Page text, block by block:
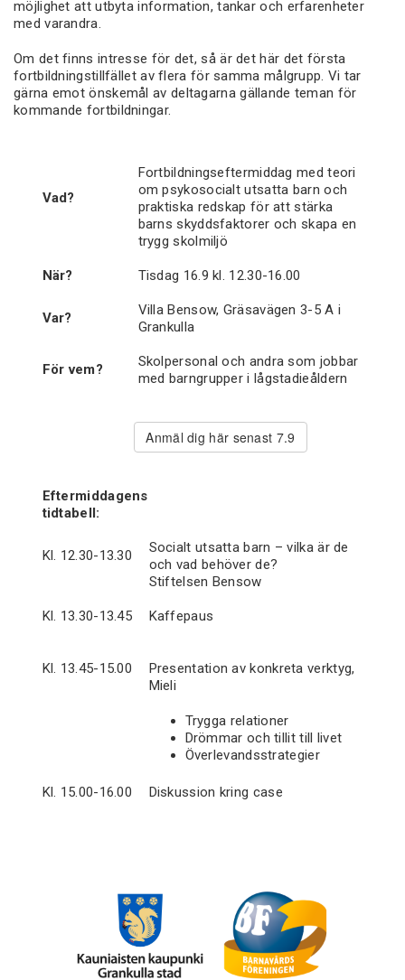
möjlighet att utbyta information, tankar och erfarenheter
med varandra.
Om det finns intresse för det, så är det här det första
fortbildningstillfället av flera för samma målgrupp. Vi tar
gärna emot önskemål av deltagarna gällande teman för
kommande fortbildningar.
Vad?
Fortbildningseftermiddag med teori
om psykosocialt utsatta barn och
praktiska redskap för att stärka
barns skyddsfaktorer och skapa en
trygg skolmiljö
När? Tisdag 16.9 kl. 12.30-16.00
Var?
Villa Bensow, Gräsavägen 3-5 A i
Grankulla
För vem?
Skolpersonal och andra som jobbar
med barngrupper i lågstadieåldern
Anmäl dig här senast 7.9
Eftermiddagens
tidtabell:
Kl. 12.30-13.30
Socialt utsatta barn – vilka är de
och vad behöver de?
Stiftelsen Bensow
Kl. 13.30-13.45 Kaffepaus
Kl. 13.45-15.00
Presentation av konkreta verktyg,
Mieli
Trygga relationer
Drömmar och tillit till livet
Överlevandsstrategier
Kl. 15.00-16.00 Diskussion kring case